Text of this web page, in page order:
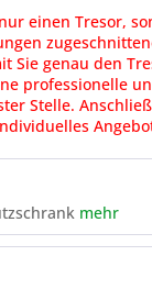
einen Tresor,
Sie genau den
professionelle
Stelle.
mehr